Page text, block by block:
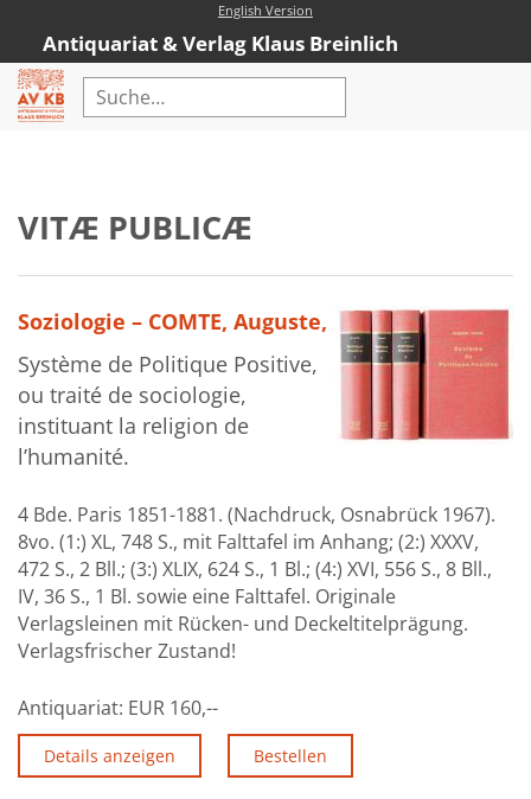
English Version
Antiquariat & Verlag Klaus Breinlich
Antiquariat
Kataloge
Neubücher
AVKB-Edition
AVKB-Edition Downloads
Buchempfehlungen
Neubuchsortiment
Über uns
Aktuelles
Meine Tätigkeitsfelder
Buchbinderei und Restauration
Glossar und Bibliographien
VITÆ PUBLICÆ
Soziologie – COMTE, Auguste,
Système de Politique Positive,
ou traité de sociologie,
instituant la religion de
l’humanité.
4 Bde. Paris 1851-1881. (Nachdruck, Osnabrück 1967).
8vo. (1:) XL, 748 S., mit Falttafel im Anhang; (2:) XXXV,
472 S., 2 Bll.; (3:) XLIX, 624 S., 1 Bl.; (4:) XVI, 556 S., 8 Bll.,
IV, 36 S., 1 Bl. sowie eine Falttafel. Originale
Verlagsleinen mit Rücken- und Deckeltitelprägung.
Verlagsfrischer Zustand!
Antiquariat: EUR 160,--
Details anzeigen Bestellen